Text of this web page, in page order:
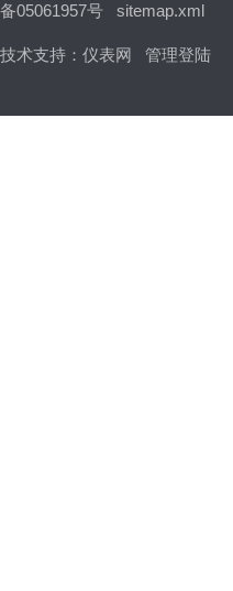
备05061957号 sitemap.xml
技术支持： 仪表网 管理登陆